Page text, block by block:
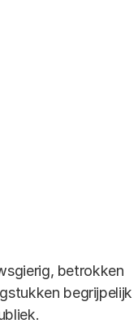
die ertoe
betrokken
begrijpelijk